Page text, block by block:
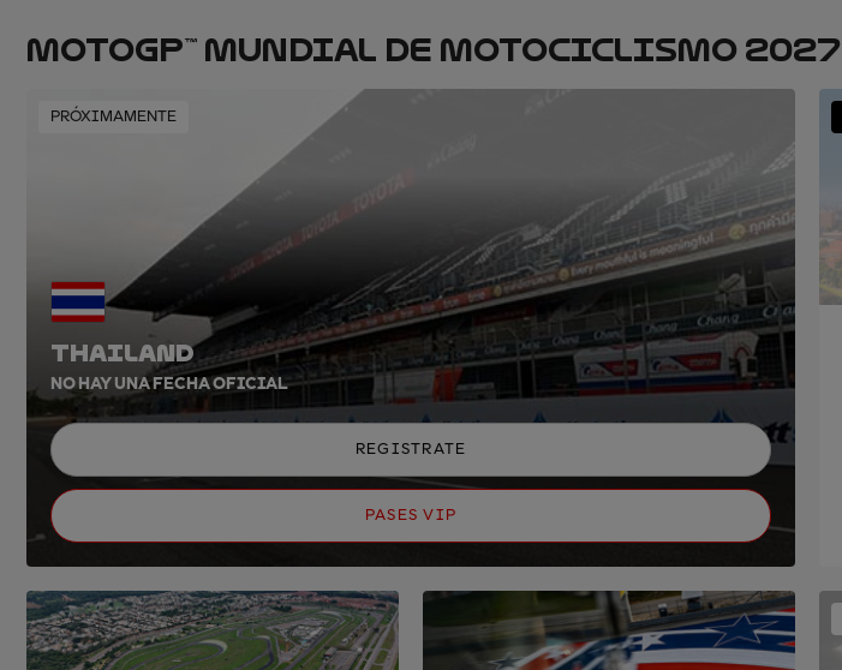
MOTOGP™ MUNDIAL DE MOTOCICLISMO 2027
PRÓXIMAMENTE
THAILAND
NO HAY UNA FECHA OFICIAL
REGISTRATE
PASES VIP